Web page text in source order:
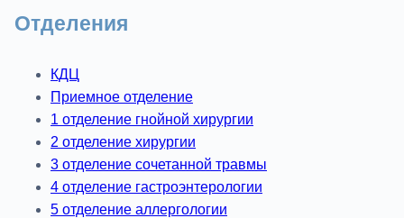
Отделения
КДЦ
Приемное отделение
1 отделение гнойной хирургии
2 отделение хирургии
3 отделение сочетанной травмы
4 отделение гастроэнтерологии
5 отделение аллергологии